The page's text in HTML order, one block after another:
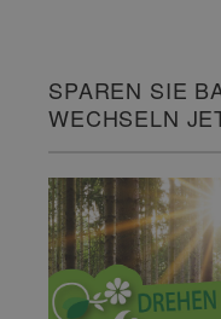
SPAREN SIE
WECHSELN